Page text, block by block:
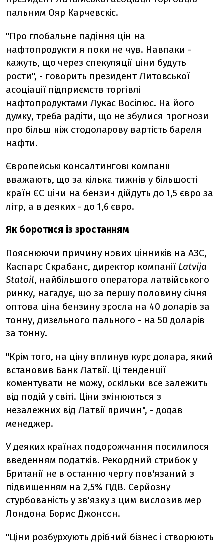
пальним Ояр Карчевскіс.
"Про глобальне падіння цін на
нафтопродукти я поки не чув. Навпаки -
кажуть, що через спекуляції ціни будуть
рости", - говорить президент Литовської
асоціації підприємств торгівлі
нафтопродуктами Лукас Восілюс. На його
думку, треба радіти, що не збулися прогнози
про більш ніж стодоларову вартість бареля
нафти.
Європейські консалтингові компанії
вважають, що за кілька тижнів у більшості
країн ЄС ціни на бензин дійдуть до 1,5 євро за
літр, а в деяких - до 1,6 євро.
Як боротися із зростанням
Пояснюючи причину нових цінників на АЗС,
Каспарс Скрабанс, директор компанії Latvija
Statoil, найбільшого оператора латвійського
ринку, нагадує, що за першу половину січня
оптова ціна бензину зросла на 40 доларів за
тонну, дизельного пального - на 50 доларів
за тонну.
"Крім того, на ціну вплинув курс долара, який
встановив Банк Латвії. Ці тенденції
коментувати не можу, оскільки все залежить
від подій у світі. Ціни змінюються з
незалежних від Латвії причин", - додав
менеджер.
У деяких країнах подорожчання посилилося
введенням податків. Рекордний стрибок у
Британії не в останню чергу пов'язаний з
підвищенням на 2,5% ПДВ. Серйозну
стурбованість у зв'язку з цим висловив мер
Лондона Борис Джонсон.
"Ціни розбурхують дрібний бізнес і створюють